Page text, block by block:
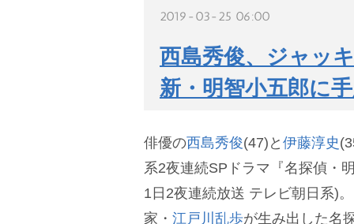
2019-03-25 06:00
西島秀俊、ジャッ
新・明智小五郎に
俳優の西島秀俊(47)と 伊藤淳史
系2夜連続SPドラマ『名探偵・
1日2夜連続放送 テレビ朝日系)
家・ 江戸川乱歩が生み出した名